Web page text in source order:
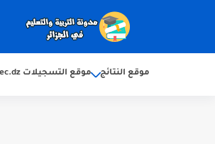
موقع النتائج موقع التسجيلات onec.dz